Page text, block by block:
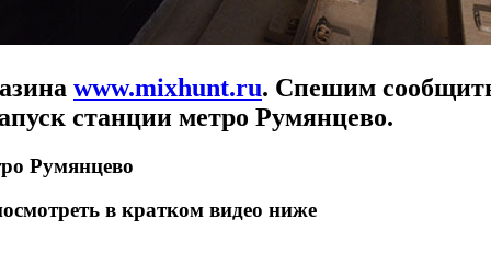
www.mixhunt.ru. Спешим
станции метро Румянцево.
Румянцево
в кратком видео ниже